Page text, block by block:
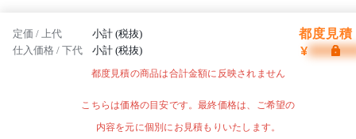
定価 / 上代 小計 (税抜) 都度見積
仕入価格 / 下代 小計 (税抜) ¥
都度見積の商品は合計金額に反映されません
こちらは価格の目安です。最終価格は、ご希望の
内容を元に個別にお見積もりいたします。